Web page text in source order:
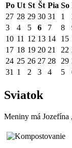
Po Ut St Št Pia So
27 28 29 30 31 1
3
4 5 6 7 8
10 11 12 13 14 15
17 18 19 20 21 22
24 25 26 27 28 29
31 1 2 3 4 5
Sviatok
Meniny má Jozefína